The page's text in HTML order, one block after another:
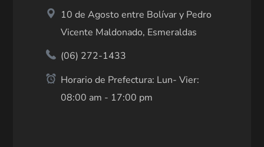
10 de Agosto entre Bolívar y Pedro
Vicente Maldonado, Esmeraldas
(06) 272-1433
Horario de Prefectura: Lun- Vier:
08:00 am - 17:00 pm